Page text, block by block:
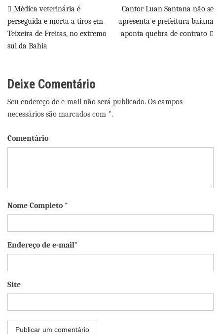
Navegação
de
Post
Médica veterinária é
perseguida e morta a tiros em
Teixeira de Freitas, no extremo
sul da Bahia
Cantor Luan Santana não se
apresenta e prefeitura baiana
aponta quebra de contrato
Deixe Comentário
Seu endereço de e-mail não será publicado. Os campos
necessários são marcados com *.
Comentário
Nome Completo *
Endereço de e-mail*
Site